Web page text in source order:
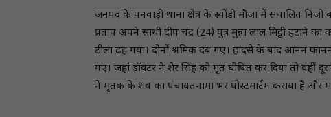
जनपद के पनवाड़ी थाना क्षेत्र के स्योंडी मौजा में संचालित
प्रताप अपने साथी दीप चंद्र (24) पुत्र मुन्ना लाल मिट्टी हटाने
टीला ढह गया। दोनों श्रमिक दब गए। हादसे के बाद आनन
गए। जहां डॉक्टर ने शेर सिंह को मृत घोषित कर दिया तो वहीं
ने मृतक के शव का पंचायतनामा भर पोस्टमार्टम कराया है और